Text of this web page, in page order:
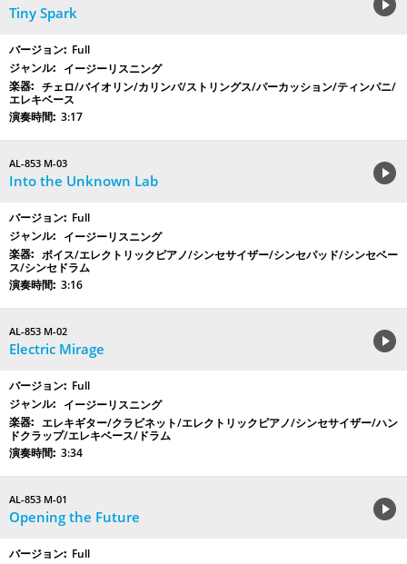
Tiny Spark
Full
イージーリスニング
チェロ/バイオリン/カリンバ/ストリングス/パーカッション/ティンパニ/
エレキベース
3:17
AL-853 M-03
Into the Unknown Lab
Full
イージーリスニング
ボイス/エレクトリックピアノ/シンセサイザー/シンセパッド/シンセベー
ス/シンセドラム
3:16
AL-853 M-02
Electric Mirage
Full
イージーリスニング
エレキギター/クラビネット/エレクトリックピアノ/シンセサイザー/ハン
ドクラップ/エレキベース/ドラム
3:34
AL-853 M-01
Opening the Future
Full